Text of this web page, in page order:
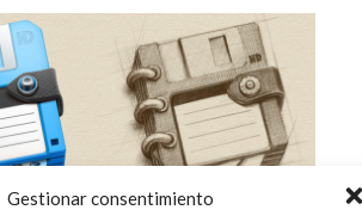
Gestionar consentimiento